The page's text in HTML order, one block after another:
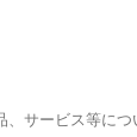
サービス等につ